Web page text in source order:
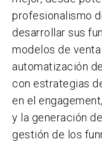
profesionalismo
desarrollar sus
modelos de
automatización
con estrategias
en el
y la generación
gestión de los